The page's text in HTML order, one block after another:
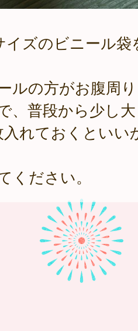
イズのビニール袋
ルの方がお腹周
、普段から少し
れておくといい
ください。